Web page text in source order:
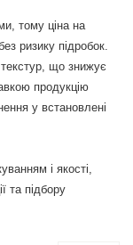
тому ціна на
ризику підробок.
текстур, що знижує
продукцію
у встановлені
і якості,
та підбору